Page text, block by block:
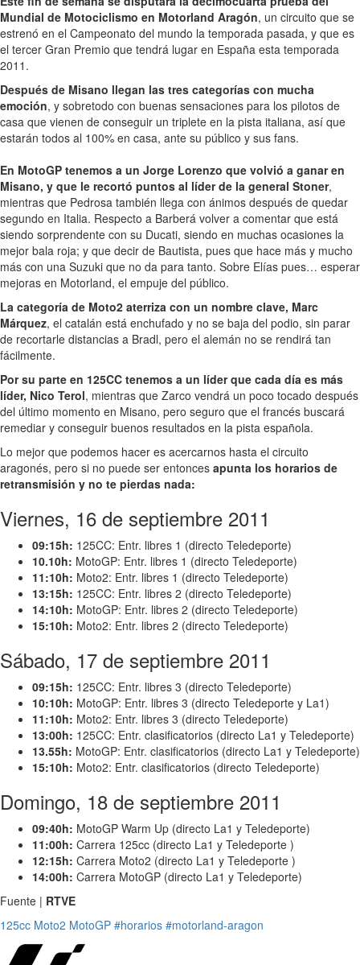
Mundial de Motociclismo en Motorland Aragón, un circuito que se
estrenó en el Campeonato del mundo la temporada pasada, y que es
el tercer Gran Premio que tendrá lugar en España esta temporada
2011.
Después de Misano llegan las tres categorías con mucha
emoción, y sobretodo con buenas sensaciones para los pilotos de
casa que vienen de conseguir un triplete en la pista italiana, así que
estarán todos al 100% en casa, ante su público y sus fans.
En MotoGP tenemos a un Jorge Lorenzo que volvió a ganar en
Misano, y que le recortó puntos al líder de la general Stoner,
mientras que Pedrosa también llega con ánimos después de quedar
segundo en Italia. Respecto a Barberá volver a comentar que está
siendo sorprendente con su Ducati, siendo en muchas ocasiones la
mejor bala roja; y que decir de Bautista, pues que hace más y mucho
más con una Suzuki que no da para tanto. Sobre Elías pues… esperar
mejoras en Motorland, el empuje del público.
La categoría de Moto2 aterriza con un nombre clave, Marc
Márquez, el catalán está enchufado y no se baja del podio, sin parar
de recortarle distancias a Bradl, pero el alemán no se rendirá tan
fácilmente.
Por su parte en 125CC tenemos a un líder que cada día es más
líder, Nico Terol, mientras que Zarco vendrá un poco tocado después
del último momento en Misano, pero seguro que el francés buscará
remediar y conseguir buenos resultados en la pista española.
Lo mejor que podemos hacer es acercarnos hasta el circuito
aragonés, pero si no puede ser entonces apunta los horarios de
retransmisión y no te pierdas nada:
Viernes, 16 de septiembre 2011
09:15h: 125CC: Entr. libres 1 (directo Teledeporte)
10.10h: MotoGP: Entr. libres 1 (directo Teledeporte)
11:10h: Moto2: Entr. libres 1 (directo Teledeporte)
13:15h: 125CC: Entr. libres 2 (directo Teledeporte)
14:10h: MotoGP: Entr. libres 2 (directo Teledeporte)
15:10h: Moto2: Entr. libres 2 (directo Teledeporte)
Sábado, 17 de septiembre 2011
09:15h: 125CC: Entr. libres 3 (directo Teledeporte)
10:10h: MotoGP: Entr. libres 3 (directo Teledeporte y La1)
11:10h: Moto2: Entr. libres 3 (directo Teledeporte)
13:00h: 125CC: Entr. clasificatorios (directo La1 y Teledeporte)
13.55h: MotoGP: Entr. clasificatorios (directo La1 y Teledeporte)
15:10h: Moto2: Entr. clasificatorios (directo Teledeporte)
Domingo, 18 de septiembre 2011
09:40h: MotoGP Warm Up (directo La1 y Teledeporte)
11:00h: Carrera 125cc (directo La1 y Teledeporte )
12:15h: Carrera Moto2 (directo La1 y Teledeporte )
14:00h: Carrera MotoGP (directo La1 y Teledeporte)
Fuente | RTVE
125cc Moto2 MotoGP #horarios #motorland-aragon